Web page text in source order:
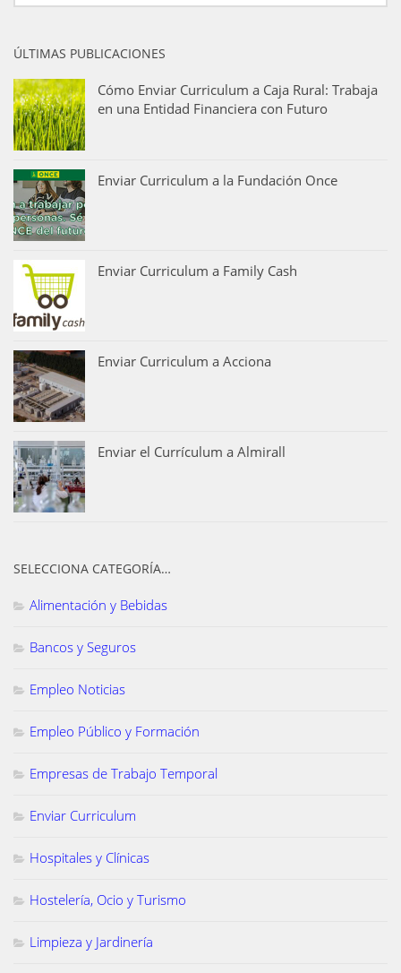
ÚLTIMAS PUBLICACIONES
Cómo Enviar Curriculum a Caja Rural: Trabaja
en una Entidad Financiera con Futuro
Enviar Curriculum a la Fundación Once
Enviar Curriculum a Family Cash
Enviar Curriculum a Acciona
Enviar el Currículum a Almirall
SELECCIONA CATEGORÍA…
Alimentación y Bebidas
Bancos y Seguros
Empleo Noticias
Empleo Público y Formación
Empresas de Trabajo Temporal
Enviar Curriculum
Hospitales y Clínicas
Hostelería, Ocio y Turismo
Limpieza y Jardinería